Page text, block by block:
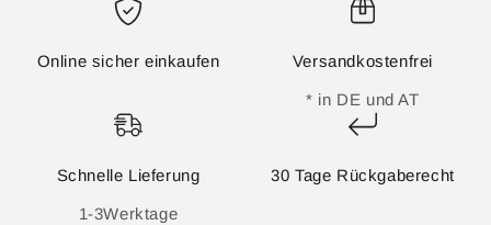
Online sicher einkaufen Versandkostenfrei
* in DE und AT
Schnelle Lieferung
1-3Werktage
30 Tage Rückgaberecht